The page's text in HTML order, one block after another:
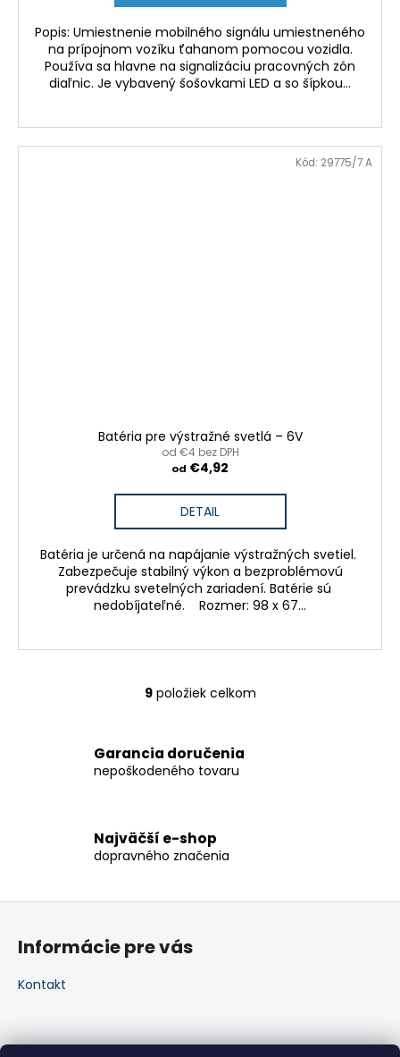
Popis: Umiestnenie mobilného signálu umiestneného
na prípojnom vozíku ťahanom pomocou vozidla.
Používa sa hlavne na signalizáciu pracovných zón
diaľnic. Je vybavený šošovkami LED a so šípkou...
Batéria pre výstražné svetlá – 6V
od €4 bez DPH
od €4,92
DETAIL
Batéria je určená na napájanie výstražných svetiel.
Zabezpečuje stabilný výkon a bezproblémovú
prevádzku svetelných zariadení. Batérie sú
nedobíjateľné. Rozmer: 98 x 67...
Kód: 29775/7 A
O
á
d
i
e
r
i
9položiek celkom
Garancia doručenia
nepoškodeného tovaru
Najväčší e-shop
dopravného značenia
Informácie pre vás
Kontakt